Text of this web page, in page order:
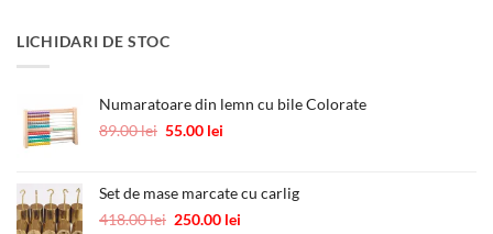
fost:
LICHIDARI DE STOC
Numaratoare din lemn cu bile Colorate
89.00lei Prețul
fost:
89.00 lei.
55.00 lei
55.00 lei.
Set de mase marcate cu carlig
418.00lei Prețul
250.00 lei